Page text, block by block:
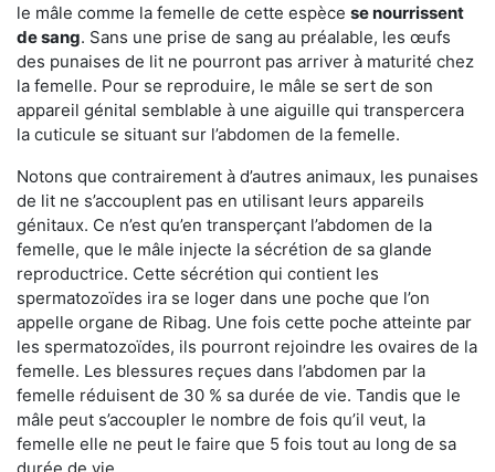
le mâle comme la femelle de cette espèce se nourrissent
de sang. Sans une prise de sang au préalable, les œufs
des punaises de lit ne pourront pas arriver à maturité chez
la femelle. Pour se reproduire, le mâle se sert de son
appareil génital semblable à une aiguille qui transpercera
la cuticule se situant sur l’abdomen de la femelle.
Notons que contrairement à d’autres animaux, les punaises
de lit ne s’accouplent pas en utilisant leurs appareils
génitaux. Ce n’est qu’en transperçant l’abdomen de la
femelle, que le mâle injecte la sécrétion de sa glande
reproductrice. Cette sécrétion qui contient les
spermatozoïdes ira se loger dans une poche que l’on
appelle organe de Ribag. Une fois cette poche atteinte par
les spermatozoïdes, ils pourront rejoindre les ovaires de la
femelle. Les blessures reçues dans l’abdomen par la
femelle réduisent de 30 % sa durée de vie. Tandis que le
mâle peut s’accoupler le nombre de fois qu’il veut, la
femelle elle ne peut le faire que 5 fois tout au long de sa
durée de vie.